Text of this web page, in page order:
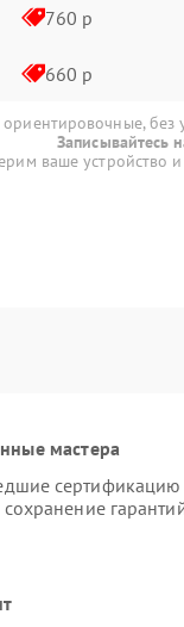
760 р
660 р
без
Записывайтесь
ваше устройство
мастера
сертификацию